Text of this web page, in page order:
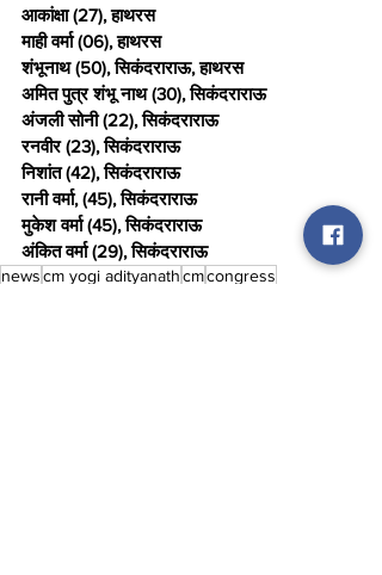
आकांक्षा (27), हाथरस
माही वर्मा (06), हाथरस
शंभूनाथ (50), सिकंदराराऊ, हाथरस
अमित पुत्र शंभू नाथ (30), सिकंदराराऊ
अंजली सोनी (22), सिकंदराराऊ
रनवीर (23), सिकंदराराऊ
निशांत (42), सिकंदराराऊ
रानी वर्मा, (45), सिकंदराराऊ
मुकेश वर्मा (45), सिकंदराराऊ
अंकित वर्मा (29), सिकंदराराऊ
newscm yogi adityanathcmcongress